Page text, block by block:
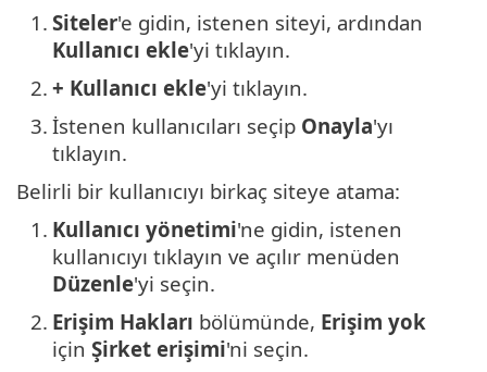
1. Siteler'e gidin, istenen siteyi, ardından
Kullanıcı ekle'yi tıklayın.
2. + Kullanıcı ekle'yi tıklayın.
3. İstenen kullanıcıları seçip Onayla'yı
tıklayın.
Belirli bir kullanıcıyı birkaç siteye atama:
1. Kullanıcı yönetimi'ne gidin, istenen
kullanıcıyı tıklayın ve açılır menüden
Düzenle'yi seçin.
2. Erişim Hakları bölümünde, Erişim yok
için Şirket erişimi'ni seçin.